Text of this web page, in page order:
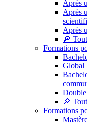
Après
Après
Après
🔎
Formations
Global
🔎
Formations